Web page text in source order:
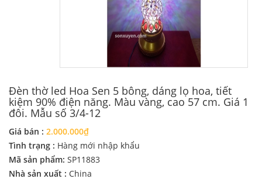
Đèn thờ led Hoa Sen 5 bông, dáng lọ hoa, tiết
kiệm 90% điện năng. Màu vàng, cao 57 cm. Giá 1
đôi. Mẫu số 3/4-12
Giá bán : 2.000.000₫
Tình trạng : Hàng mới nhập khẩu
Mã sản phẩm: SP11883
Nhà sản xuất : China